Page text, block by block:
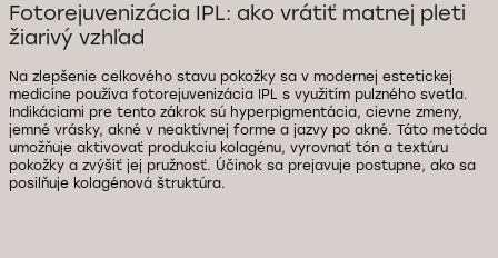
Fotorejuvenizácia IPL: ako vrátiť matnej pleti
žiarivý vzhľad
Na zlepšenie celkového stavu pokožky sa v modernej estetickej
medicíne používa fotorejuvenizácia IPL s využitím pulzného svetla.
Indikáciami pre tento zákrok sú hyperpigmentácia, cievne zmeny,
jemné vrásky, akné v neaktívnej forme a jazvy po akné. Táto metóda
umožňuje aktivovať produkciu kolagénu, vyrovnať tón a textúru
pokožky a zvýšiť jej pružnosť. Účinok sa prejavuje postupne, ako sa
posilňuje kolagénová štruktúra.